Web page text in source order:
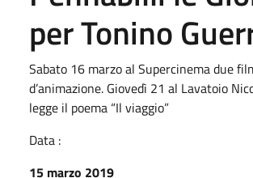
per Tonino
Sabato 16 marzo al Supercinema due
d’animazione. Giovedì 21 al Lavatoio
legge il poema “Il viaggio”
Data :
15 marzo 2019